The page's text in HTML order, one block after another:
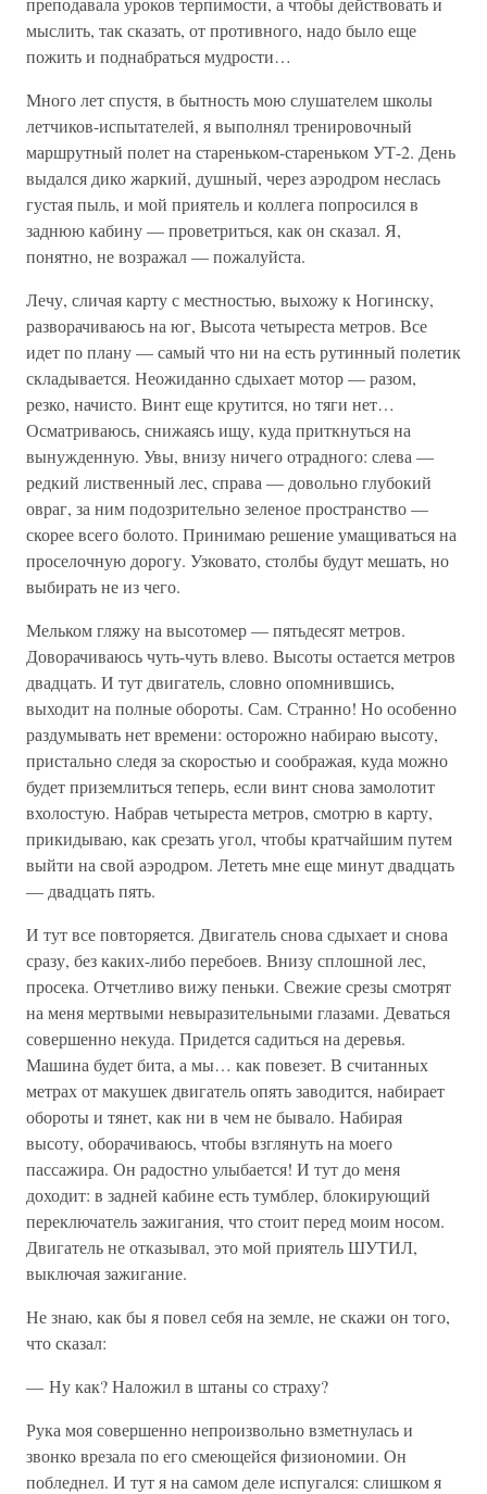
мыслить, так сказать, от противного, надо было еще
пожить и поднабраться мудрости…
Много лет спустя, в бытность мою слушателем школы
летчиков-испытателей, я выполнял тренировочный
маршрутный полет на стареньком-стареньком УТ-2. День
выдался дико жаркий, душный, через аэродром неслась
густая пыль, и мой приятель и коллега попросился в
заднюю кабину — проветриться, как он сказал. Я,
понятно, не возражал — пожалуйста.
Лечу, сличая карту с местностью, выхожу к Ногинску,
разворачиваюсь на юг, Высота четыреста метров. Все
идет по плану — самый что ни на есть рутинный полетик
складывается. Неожиданно сдыхает мотор — разом,
резко, начисто. Винт еще крутится, но тяги нет…
Осматриваюсь, снижаясь ищу, куда приткнуться на
вынужденную. Увы, внизу ничего отрадного: слева —
редкий лиственный лес, справа — довольно глубокий
овраг, за ним подозрительно зеленое пространство —
скорее всего болото. Принимаю решение умащиваться на
проселочную дорогу. Узковато, столбы будут мешать, но
выбирать не из чего.
Мельком гляжу на высотомер — пятьдесят метров.
Доворачиваюсь чуть-чуть влево. Высоты остается метров
двадцать. И тут двигатель, словно опомнившись,
выходит на полные обороты. Сам. Странно! Но особенно
раздумывать нет времени: осторожно набираю высоту,
пристально следя за скоростью и соображая, куда можно
будет приземлиться теперь, если винт снова замолотит
вхолостую. Набрав четыреста метров, смотрю в карту,
прикидываю, как срезать угол, чтобы кратчайшим путем
выйти на свой аэродром. Лететь мне еще минут двадцать
— двадцать пять.
И тут все повторяется. Двигатель снова сдыхает и снова
сразу, без каких-либо перебоев. Внизу сплошной лес,
просека. Отчетливо вижу пеньки. Свежие срезы смотрят
на меня мертвыми невыразительными глазами. Деваться
совершенно некуда. Придется садиться на деревья.
Машина будет бита, а мы… как повезет. В считанных
метрах от макушек двигатель опять заводится, набирает
обороты и тянет, как ни в чем не бывало. Набирая
высоту, оборачиваюсь, чтобы взглянуть на моего
пассажира. Он радостно улыбается! И тут до меня
доходит: в задней кабине есть тумблер, блокирующий
переключатель зажигания, что стоит перед моим носом.
Двигатель не отказывал, это мой приятель ШУТИЛ,
выключая зажигание.
Не знаю, как бы я повел себя на земле, не скажи он того,
что сказал:
— Ну как? Наложил в штаны со страху?
Рука моя совершенно непроизвольно взметнулась и
звонко врезала по его смеющейся физиономии. Он
побледнел. И тут я на самом деле испугался: слишком я